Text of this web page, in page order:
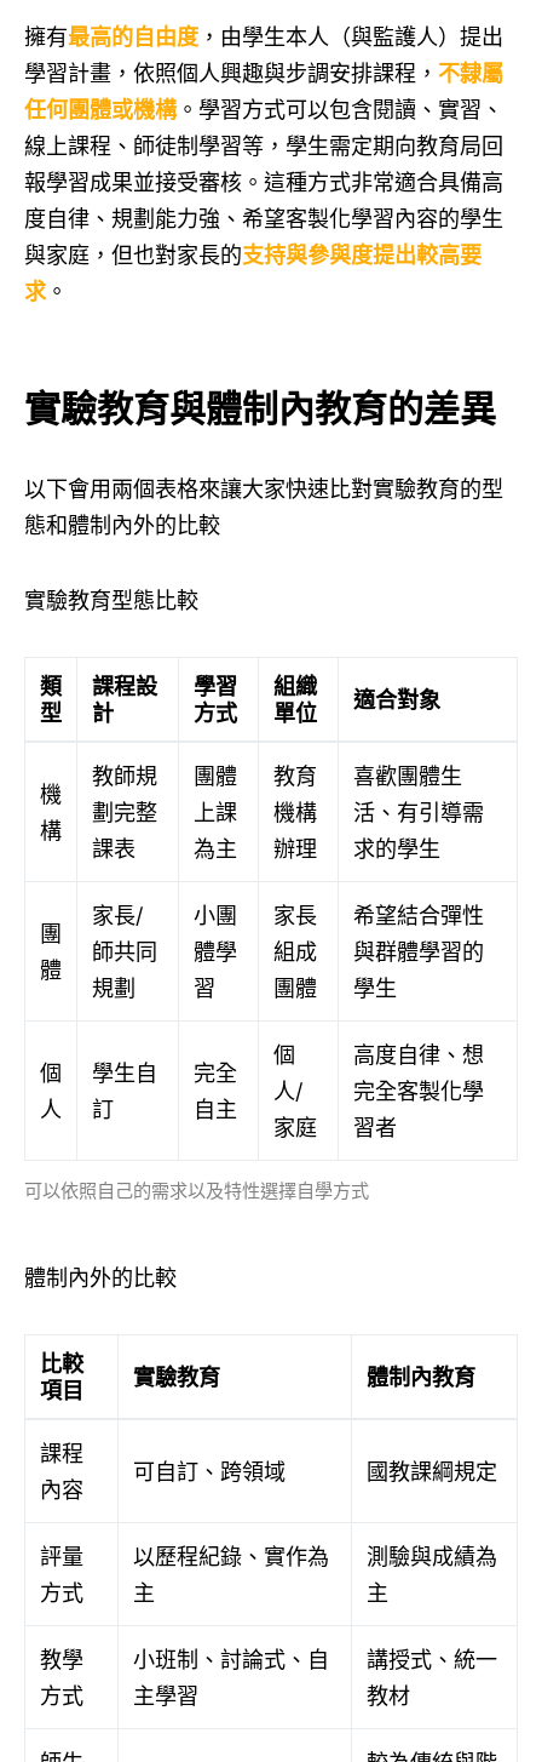
擁有最高的自由度 ，由學生本人（與監護人）提出
學習計畫，依照個人興趣與步調安排課程， 不隸屬
任何團體或機構。學習方式可以包含閱讀、實習、
線上課程、師徒制學習等，學生需定期向教育局回
報學習成果並接受審核。這種方式非常適合具備高
度自律、規劃能力強、希望客製化學習內容的學生
與家庭，但也對家長的支持與參與度提出較高要
求。
實驗教育與體制內教育的差異
以下會用兩個表格來讓大家快速比對實驗教育的型
態和體制內外的比較
實驗教育型態比較
類
型
課程設
計
學習
方式
組織
單位
適合對象
機
構
教師規
劃完整
課表
團體
上課
為主
教育
機構
辦理
喜歡團體生
活、有引導需
求的學生
團
體
家長/
師共同
規劃
小團
體學
習
家長
組成
團體
希望結合彈性
與群體學習的
學生
個
人
學生自
訂
完全
自主
個
人/
家庭
高度自律、想
完全客製化學
習者
可以依照自己的需求以及特性選擇自學方式
體制內外的比較
比較
項目
實驗教育 體制內教育
課程
內容
可自訂、跨領域 國教課綱規定
評量
方式
以歷程紀錄、實作為
主
測驗與成績為
主
教學
方式
小班制、討論式、自
主學習
講授式、統一
教材